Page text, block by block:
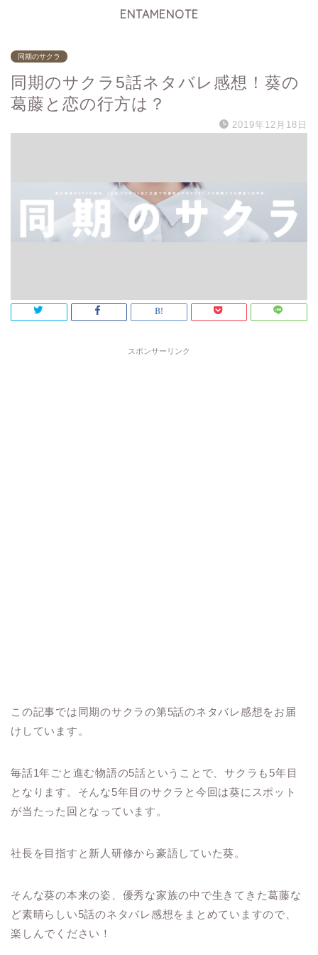
ENTAMENOTE
同期のサクラ
同期のサクラ5話ネタバレ感想！葵の
葛藤と恋の行方は？
2019年12月18日
スポンサーリンク
この記事では同期のサクラの第5話のネタバレ感想をお届
けしています。
毎話1年ごと進む物語の5話ということで、サクラも5年目
となります。そんな5年目のサクラと今回は葵にスポット
が当たった回となっています。
社長を目指すと新人研修から豪語していた葵。
そんな葵の本来の姿、優秀な家族の中で生きてきた葛藤な
ど素晴らしい5話のネタバレ感想をまとめていますので、
楽しんでください！